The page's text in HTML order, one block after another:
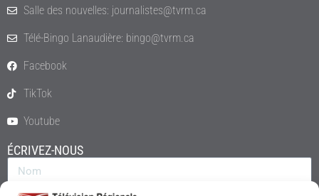
Salle des nouvelles: journalistes@tvrm.ca
Télé-Bingo Lanaudière: bingo@tvrm.ca
Facebook
TikTok
Youtube
ÉCRIVEZ-NOUS